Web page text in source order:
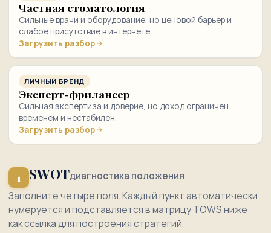
Частная стоматология
Сильные врачи и оборудование, но ценовой барьер и
слабое присутствие в интернете.
Загрузить разбор
ЛИЧНЫЙ БРЕНД
Эксперт-фрилансер
Сильная экспертиза и доверие, но доход ограничен
временем и нестабилен.
Загрузить разбор
1 SWOTдиагностика положения
Заполните четыре поля. Каждый пункт автоматически
нумеруется и подставляется в матрицу TOWS ниже
как ссылка для построения стратегий.